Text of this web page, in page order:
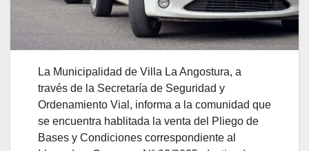
La Municipalidad de Villa La Angostura, a
través de la Secretaría de Seguridad y
Ordenamiento Vial, informa a la comunidad que
se encuentra hablitada la venta del Pliego de
Bases y Condiciones correspondiente al